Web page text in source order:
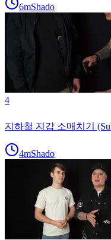
6mShado
4
지하철 지갑 소매치기
4mShado